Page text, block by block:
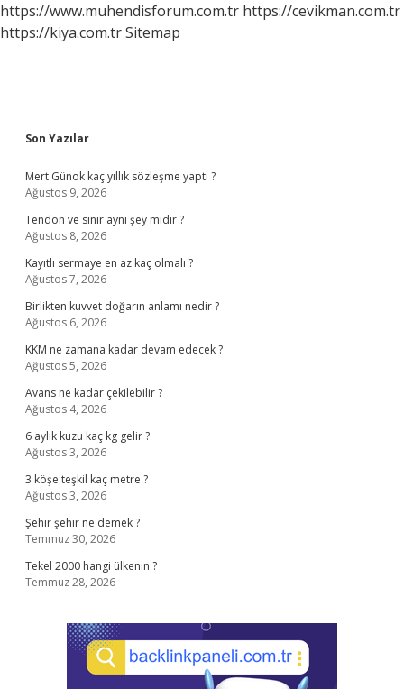
https://www.muhendisforum.com.tr https://cevikman.com.tr
https://kiya.com.trSitemap
Sidebar
Son Yazılar
Mert Günok kaç yıllık sözleşme yaptı ?
Ağustos 9, 2026
Tendon ve sinir aynı şey midir ?
Ağustos 8, 2026
Kayıtlı sermaye en az kaç olmalı ?
Ağustos 7, 2026
Birlikten kuvvet doğarın anlamı nedir ?
Ağustos 6, 2026
KKM ne zamana kadar devam edecek ?
Ağustos 5, 2026
Avans ne kadar çekilebilir ?
Ağustos 4, 2026
6 aylık kuzu kaç kg gelir ?
Ağustos 3, 2026
3 köşe teşkil kaç metre ?
Ağustos 3, 2026
Şehir şehir ne demek ?
Temmuz 30, 2026
Tekel 2000 hangi ülkenin ?
Temmuz 28, 2026